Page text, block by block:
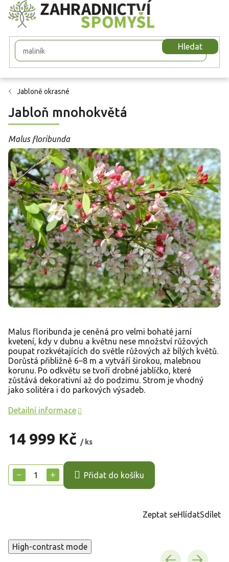
Přejít
na
obsah
Hledat
Jabloně okrasné
Jabloň mnohokvětá
Malus floribunda
14 999 Kč / ks
cena:
+
− Přidat do košíku
Malus floribunda je ceněná pro velmi bohaté jarní
kvetení, kdy v dubnu a květnu nese množství růžových
poupat rozkvétajících do světle růžových až bílých květů.
Dorůstá přibližně 6–8 m a vytváří širokou, malebnou
korunu. Po odkvětu se tvoří drobné jablíčko, které
zůstává dekorativní až do podzimu. Strom je vhodný
jako solitéra i do parkových výsadeb.
Detailní informace
Zeptat seHlídatSdílet
High-contrast mode